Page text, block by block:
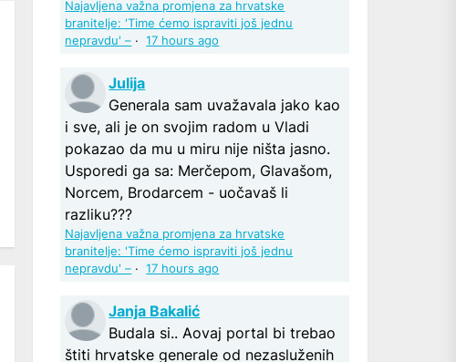
Najavljena važna promjena za hrvatske
branitelje: 'Time ćemo ispraviti još jednu
nepravdu' – ·17 hours ago
Julija
Generala sam uvažavala jako kao
i sve, ali je on svojim radom u Vladi
pokazao da mu u miru nije ništa jasno.
Usporedi ga sa: Merčepom, Glavašom,
Norcem, Brodarcem - uočavaš li
razliku???
Najavljena važna promjena za hrvatske
branitelje: 'Time ćemo ispraviti još jednu
nepravdu' – ·17 hours ago
Janja Bakalić
Budala si.. Aovaj portal bi trebao
štiti hrvatske generale od nezasluženih